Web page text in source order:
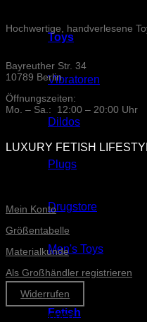
Toys
Vibratoren
Dildos
Plugs
Drugstore
Men's Toys
Fetish
Hochwertige, handverlesene
Bayreuther Str. 34
10789 Berlin
Öffnungszeiten:
Mo. – Sa.: 12:00 – 20:00 Uhr
LUXURY FETISH
Mein Konto
Größentabelle
Materialkunde
Als Großhändler registrieren
Widerrufen
Informationen